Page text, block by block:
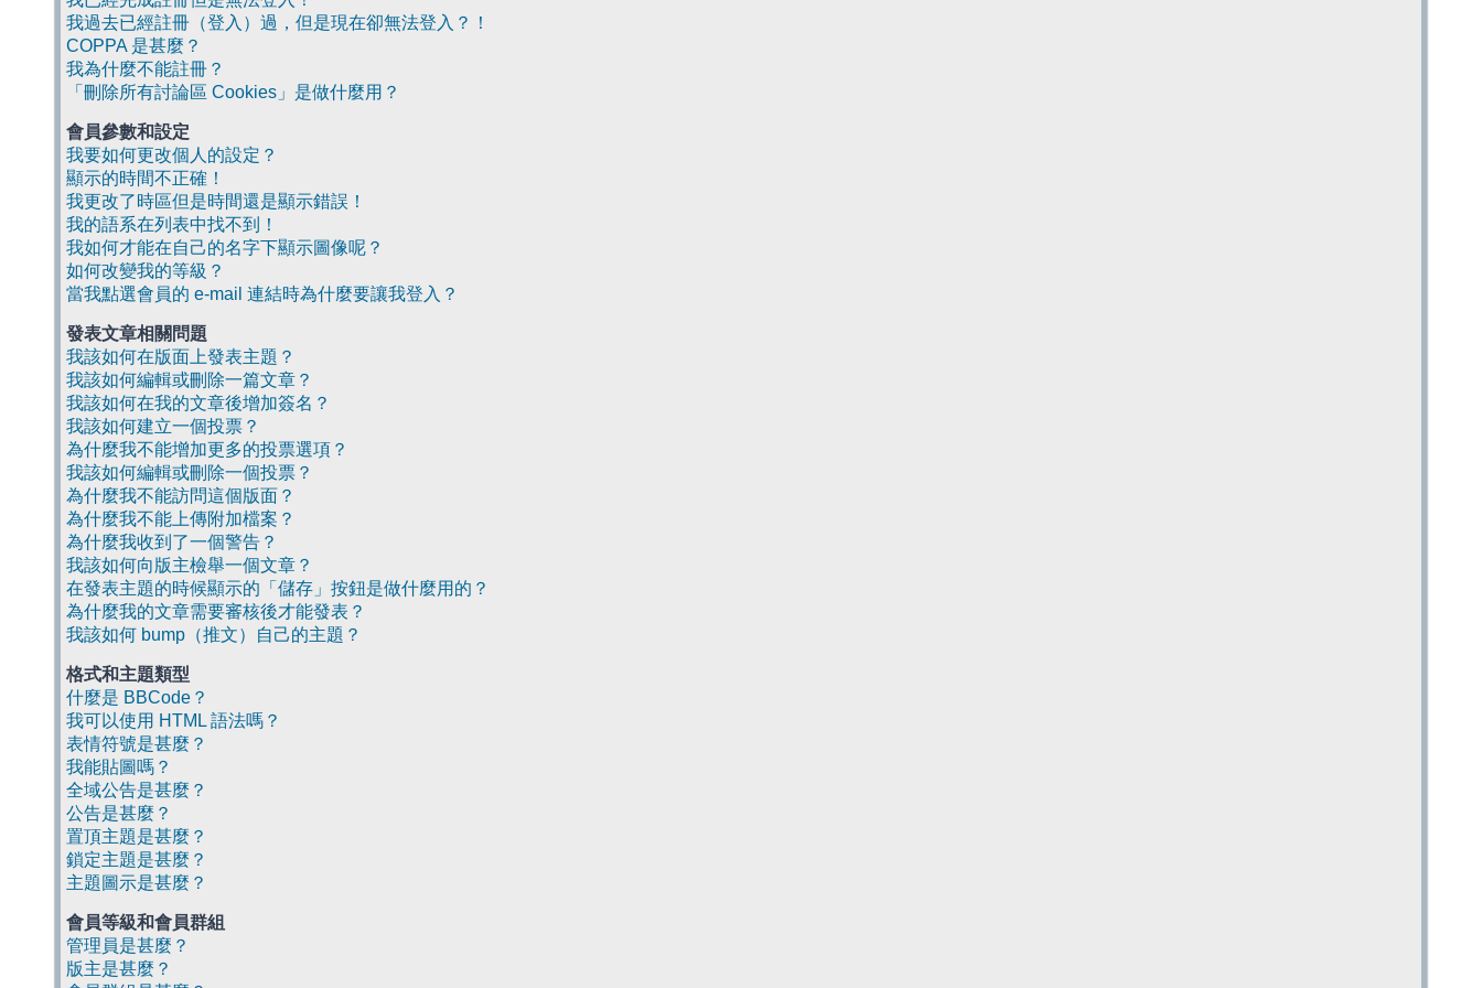
我過去已經註冊（登入）過，但是現在卻無法登入？！
COPPA 是甚麼？
我為什麼不能註冊？
「刪除所有討論區 Cookies」是做什麼用？
會員參數和設定
我要如何更改個人的設定？
顯示的時間不正確！
我更改了時區但是時間還是顯示錯誤！
我的語系在列表中找不到！
我如何才能在自己的名字下顯示圖像呢？
如何改變我的等級？
當我點選會員的 e-mail 連結時為什麼要讓我登入？
發表文章相關問題
我該如何在版面上發表主題？
我該如何編輯或刪除一篇文章？
我該如何在我的文章後增加簽名？
我該如何建立一個投票？
為什麼我不能增加更多的投票選項？
我該如何編輯或刪除一個投票？
為什麼我不能訪問這個版面？
為什麼我不能上傳附加檔案？
為什麼我收到了一個警告？
我該如何向版主檢舉一個文章？
在發表主題的時候顯示的「儲存」按鈕是做什麼用的？
為什麼我的文章需要審核後才能發表？
我該如何 bump（推文）自己的主題？
格式和主題類型
什麼是 BBCode？
我可以使用 HTML 語法嗎？
表情符號是甚麼？
我能貼圖嗎？
全域公告是甚麼？
公告是甚麼？
置頂主題是甚麼？
鎖定主題是甚麼？
主題圖示是甚麼？
會員等級和會員群組
管理員是甚麼？
版主是甚麼？